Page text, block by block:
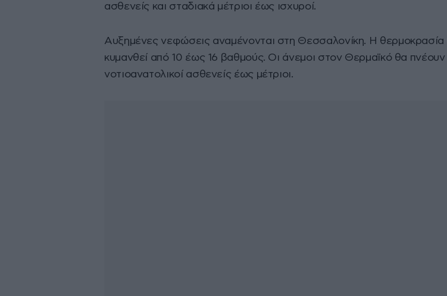
ασθενείς και σταδιακά μέτριοι έως ισχυροί.
Αυξημένες νεφώσεις αναμένονται στη Θεσσαλονίκη. Η θερμοκρασία
κυμανθεί από 10 έως 16 βαθμούς. Οι άνεμοι στον Θερμαϊκό θα πνέουν
νοτιοανατολικοί ασθενείς έως μέτριοι.